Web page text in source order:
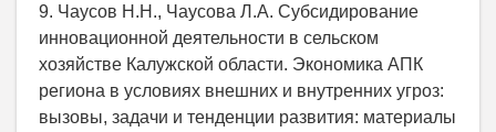
9. Чаусов Н.Н., Чаусова Л.А. Субсидирование
инновационной деятельности в сельском
хозяйстве Калужской области. Экономика АПК
региона в условиях внешних и внутренних угроз:
вызовы, задачи и тенденции развития: материалы